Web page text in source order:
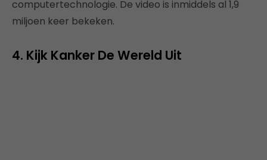
computertechnologie. De video is inmiddels al 1,9
miljoen keer bekeken.
4. Kijk Kanker De Wereld Uit